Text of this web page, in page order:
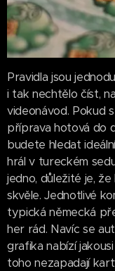
Pravidla jsou
i tak nechtělo číst,
videonávod. Pokud
příprava hotová do
budete hledat
hrál v tureckém
jedno, důležité je,
skvěle. Jednotlivé
typická německá
her rád. Navíc se
grafika nabízí
toho nezapadají